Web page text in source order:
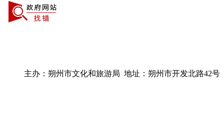
主办：朔州市文化和旅游局 地址：朔州市开发北路42